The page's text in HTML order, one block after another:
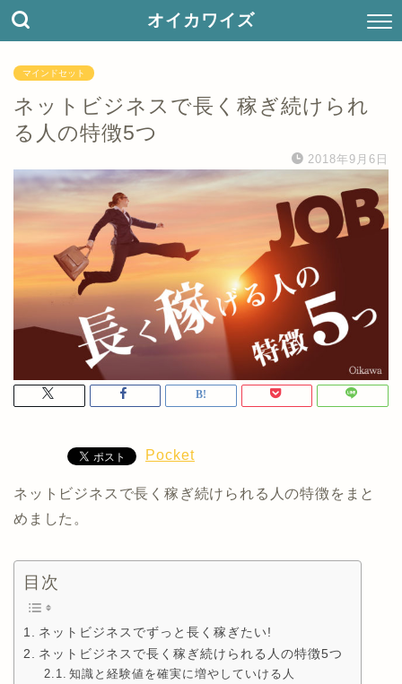
オイカワイズ
マインドセット
ネットビジネスで長く稼ぎ続けられ
る人の特徴5つ
2018年9月6日
Pocket
ネットビジネスで長く稼ぎ続けられる人の特徴をまと
めました。
目次
ネットビジネスでずっと長く稼ぎたい!
ネットビジネスで長く稼ぎ続けられる人の特徴5つ
知識と経験値を確実に増やしていける人